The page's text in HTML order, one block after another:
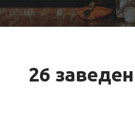
26